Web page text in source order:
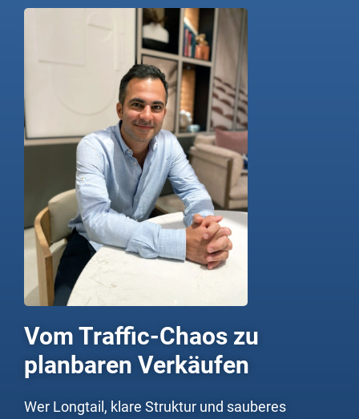
Vom Traffic-Chaos zu
planbaren Verkäufen
Wer Longtail, klare Struktur und sauberes